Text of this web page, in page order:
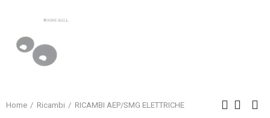
Home Ricambi RICAMBI AEP/SMG ELETTRICHE